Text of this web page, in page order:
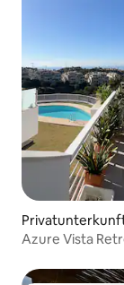
Azure Vista